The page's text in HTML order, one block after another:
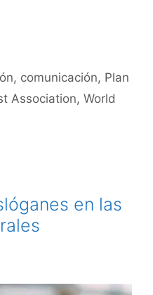
, comunicación, Plan
Association, World
en las